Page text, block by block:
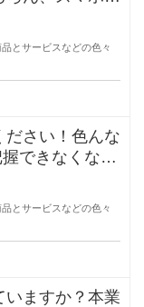
とサービスなどの色々
ださい！色んな
できなくなっ
とサービスなどの色々
いますか？本業